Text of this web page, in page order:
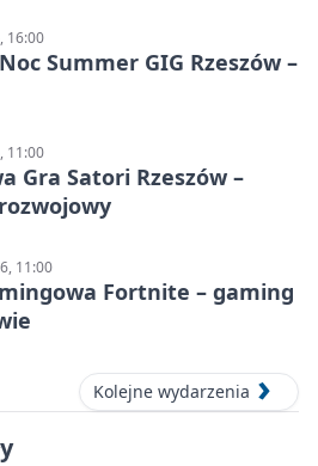
16:00
Summer GIG Rzeszów –
11:00
Gra Satori Rzeszów –
11:00
Fortnite – gaming
Kolejne wydarzenia